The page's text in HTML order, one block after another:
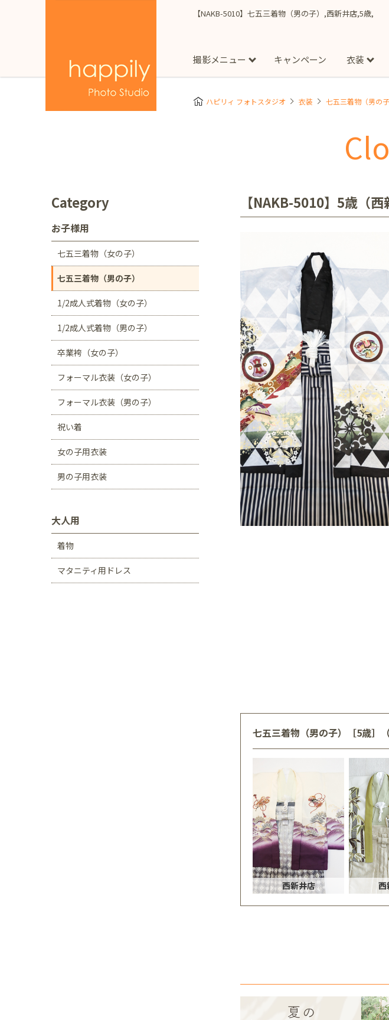
【NAKB-5010】七五三着物（男の子）,西新井店,5歳,
撮影メニュー
スタジオ撮影
成人式フォト マ
お宮参り 入園・入学／卒園・卒業
キャンペーン 衣装
Clothes
七五三着物(男の子) 1/2
フォーマル衣装(男の子)
マタニティ用ドレス
Store
吉祥寺店
浦和店 アリオ上尾店
つくば学園の森店
静岡県
サンストリート浜北店
春日井店
帝塚山店
福岡県
More ハピリィ フォトスタジオ 衣装 七五三着物（男の子
【NAKB-5010】5歳（西
七五三着物（男の子）［5歳］（
西新井店 西
Category
お子様用
七五三着物（女の子）
七五三着物（男の子）
1/2成人式着物（女の子）
1/2成人式着物（男の子）
卒業袴（女の子）
フォーマル衣装（女の子）
フォーマル衣装（男の子）
祝い着
女の子用衣装
男の子用衣装
大人用
着物
マタニティ用ドレス